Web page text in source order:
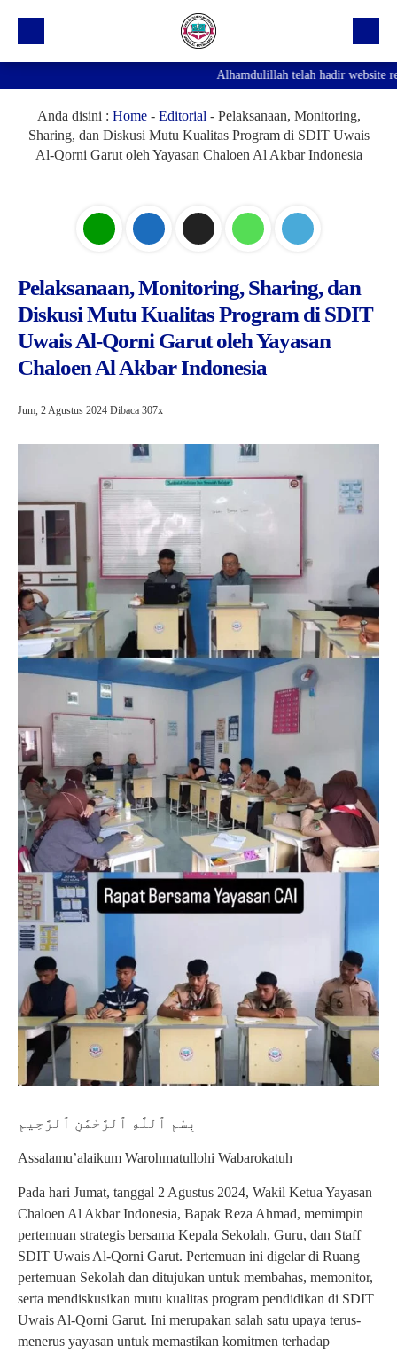
Profil Sekolah
Prestasi
Fasilitas
Pengumuman
Hubungi Kami
Alhamdulillah telah hadir website
Anda disini : Home- Editorial - Pelaksanaan, Monitoring,
Sharing, dan Diskusi Mutu Kualitas Program di SDIT Uwais
Al-Qorni Garut oleh Yayasan Chaloen Al Akbar Indonesia
Pelaksanaan, Monitoring, Sharing, dan
Diskusi Mutu Kualitas Program di SDIT
Uwais Al-Qorni Garut oleh Yayasan
Chaloen Al Akbar Indonesia
Jum, 2 Agustus 2024 Dibaca 307x
بِسْمِ ٱللَّٰهِ ٱلرَّحْمَٰنِ ٱلرَّحِيمِ
Assalamu’alaikum Warohmatullohi Wabarokatuh
Pada hari Jumat, tanggal 2 Agustus 2024, Wakil Ketua Yayasan
Chaloen Al Akbar Indonesia, Bapak Reza Ahmad, memimpin
pertemuan strategis bersama Kepala Sekolah, Guru, dan Staff
SDIT Uwais Al-Qorni Garut. Pertemuan ini digelar di Ruang
pertemuan Sekolah dan ditujukan untuk membahas, memonitor,
serta mendiskusikan mutu kualitas program pendidikan di SDIT
Uwais Al-Qorni Garut. Ini merupakan salah satu upaya terus-
menerus yayasan untuk memastikan komitmen terhadap